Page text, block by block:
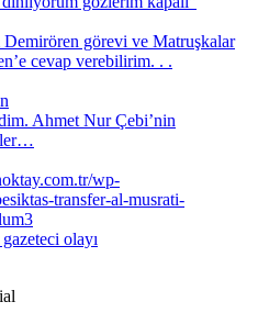
cevap verebilirim. . .
Ahmet Nur Çebi’nin
olayı